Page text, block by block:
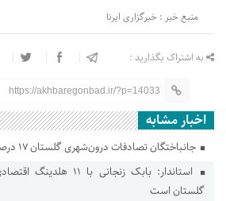
منبع خبر : خبرگزاری ایرنا
به اشتراک بگذارید :
https://akhbaregonbad.ir/?p=14033
اخبار مشابه
جانباختگان تصادفات درون‌شهری گلستان ۱۷ درصد کاهش یافت
استاندار: بابک زنجانی
گلستان است